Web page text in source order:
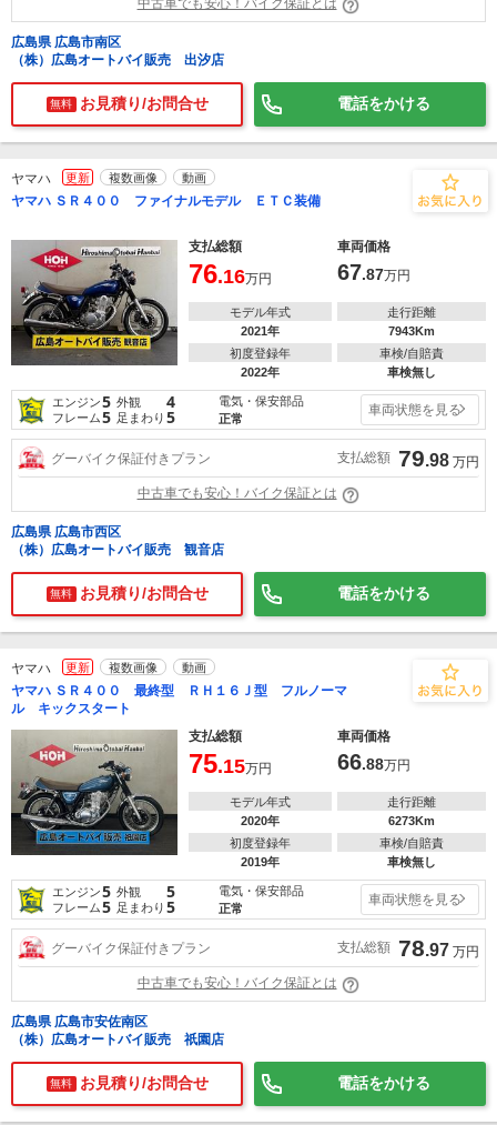
中古車でも安心！バイク保証とは
広島県 広島市南区
（株）広島オートバイ販売 出汐店
無料 お見積り/お問合せ 電話をかける
ヤマハ 更新 複数画像 動画
ヤマハ ＳＲ４００ ファイナルモデル ＥＴＣ装備
支払総額 車両価格
76.16万円 67.87万円
モデル年式
2021年
走行距離
7943Km
初度登録年
2022年
車検/自賠責
車検無し
エンジン5 外観 4
フレーム5 足まわり 5
電気・保安部品
正常
車両状態を見る
グーバイク保証付きプラン 支払総額 79.98 万円
中古車でも安心！バイク保証とは
広島県 広島市西区
（株）広島オートバイ販売 観音店
無料 お見積り/お問合せ 電話をかける
ヤマハ 更新 複数画像 動画
ヤマハ ＳＲ４００ 最終型 ＲＨ１６Ｊ型 フルノーマ
ル キックスタート
支払総額
車両価格
75.15万円 66.88万円
モデル年式
2020年
走行距離
6273Km
初度登録年
2019年
車検/自賠責
車検無し
エンジン5 外観 5
フレーム5 足まわり 5
電気・保安部品
正常
車両状態を見る
グーバイク保証付きプラン 支払総額 78.97 万円
中古車でも安心！バイク保証とは
広島県 広島市安佐南区
（株）広島オートバイ販売 祇園店
無料 お見積り/お問合せ 電話をかける